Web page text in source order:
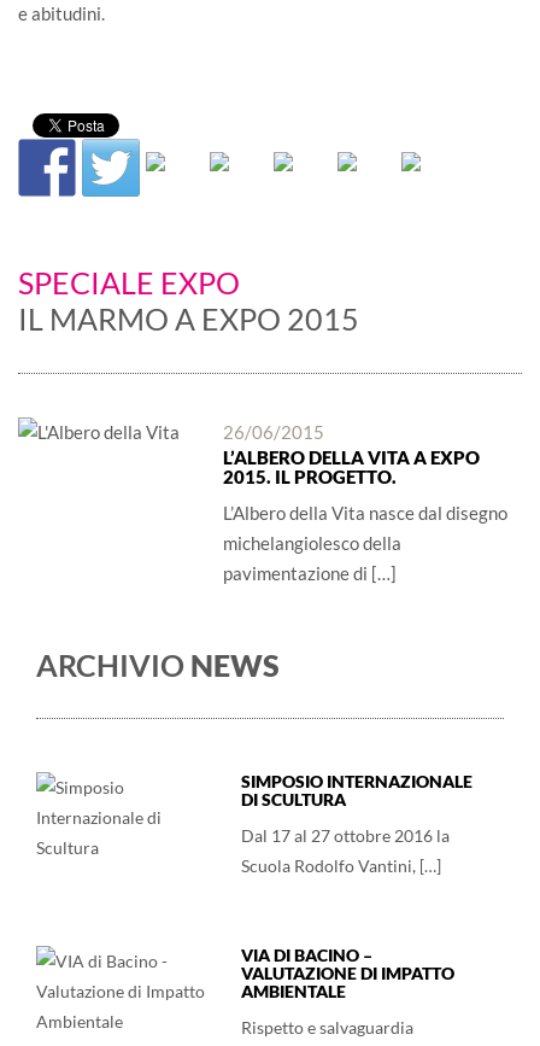
e abitudini.
SPECIALE EXPO
IL MARMO A EXPO 2015
26/06/2015
L’ALBERO DELLA VITA A EXPO
2015. IL PROGETTO.
L’Albero della Vita nasce dal disegno
michelangiolesco della
pavimentazione di […]
ARCHIVIO NEWS
SIMPOSIO INTERNAZIONALE
DI SCULTURA
Dal 17 al 27 ottobre 2016 la
Scuola Rodolfo Vantini, […]
VIA DI BACINO –
VALUTAZIONE DI IMPATTO
AMBIENTALE
Rispetto e salvaguardia